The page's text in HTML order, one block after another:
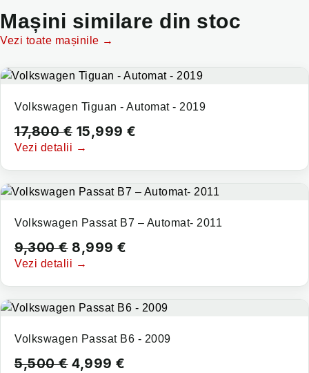
Mașini similare din stoc
Vezi toate mașinile →
Volkswagen Tiguan - Automat - 2019
17,800€ 15,999 €
Vezi detalii →
Volkswagen Passat B7 – Automat- 2011
9,300€ 8,999 €
Vezi detalii →
Volkswagen Passat B6 - 2009
5,500€ 4,999 €